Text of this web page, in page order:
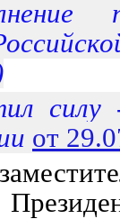
силу
от